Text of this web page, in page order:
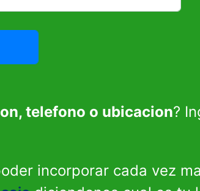
telefono o ubicacion?
incorporar cada vez